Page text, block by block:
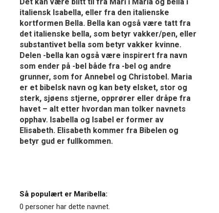
italiensk Isabella, eller fra den italienske
kortformen Bella. Bella kan også være tatt fra
det italienske bella, som betyr vakker/pen, eller
substantivet bella som betyr vakker kvinne.
Delen -bella kan også være inspirert fra navn
som ender på -bel både fra -bel og andre
grunner, som for Annebel og Christobel. Maria
er et bibelsk navn og kan bety elsket, stor og
sterk, sjøens stjerne, opprører eller dråpe fra
havet – alt etter hvordan man tolker navnets
opphav. Isabella og Isabel er former av
Elisabeth. Elisabeth kommer fra Bibelen og
betyr gud er fullkommen.
Så populært er Maribella:
0 personer har dette navnet.